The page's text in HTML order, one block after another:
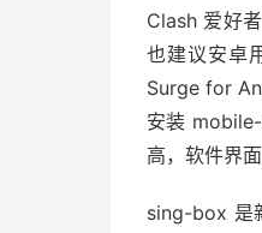
Clash 爱好
也建议安卓
Surge for
安装
高，软件界
sing-box 是